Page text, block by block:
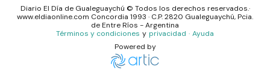
Diario El Día de Gualeguaychú © Todos los derechos reservados.·
www.eldiaonline.com Concordia 1993 · C.P.2820 Gualeguaychú, Pcia.
deEntre Ríos - Argentina
Términos y condiciones y privacidad · Ayuda
Powered by